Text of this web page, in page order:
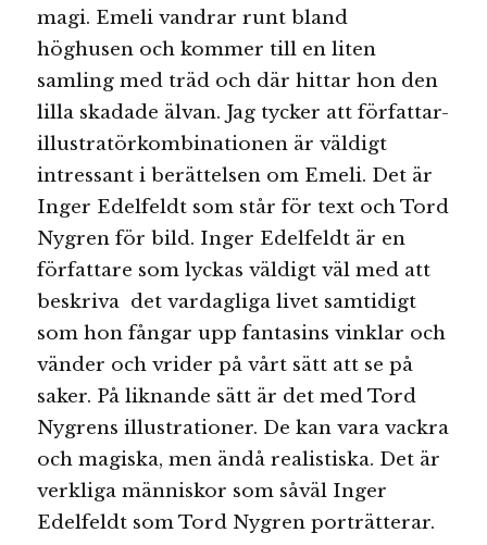
magi. Emeli vandrar runt bland
höghusen och kommer till en liten
samling med träd och där hittar hon den
lilla skadade älvan. Jag tycker att författar-
illustratörkombinationen är väldigt
intressant i berättelsen om Emeli. Det är
Inger Edelfeldt som står för text och Tord
Nygren för bild. Inger Edelfeldt är en
författare som lyckas väldigt väl med att
beskriva det vardagliga livet samtidigt
som hon fångar upp fantasins vinklar och
vänder och vrider på vårt sätt att se på
saker. På liknande sätt är det med Tord
Nygrens illustrationer. De kan vara vackra
och magiska, men ändå realistiska. Det är
verkliga människor som såväl Inger
Edelfeldt som Tord Nygren porträtterar.